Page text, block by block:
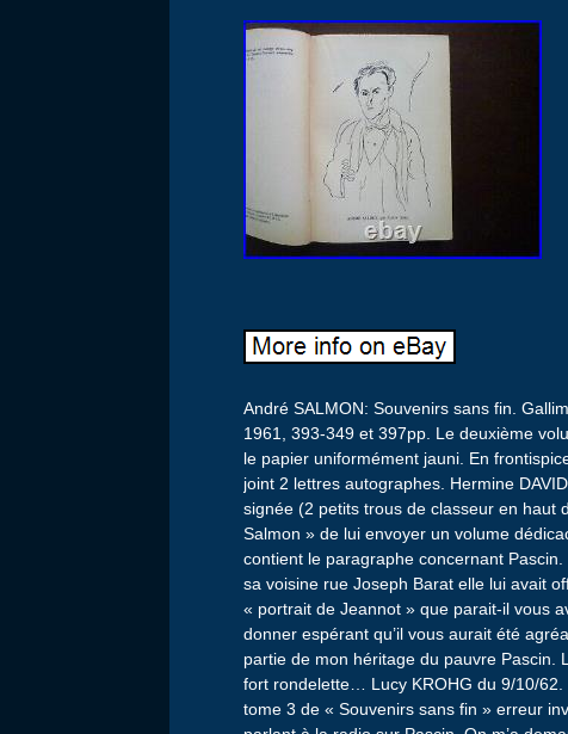
André SALMON: Souvenirs sans fin.
1961, 393-349 et 397pp. Le deuxième
le papier uniformément jauni. En
joint 2 lettres autographes. Hermine
signée (2 petits trous de classeur en haut
Salmon » de lui envoyer un volume
contient le paragraphe concernant
sa voisine rue Joseph Barat elle lui avait
« portrait de Jeannot » que parait-il vous
donner espérant qu’il vous aurait été
partie de mon héritage du pauvre Pascin.
fort rondelette… Lucy KROHG du 9/10/
tome 3 de « Souvenirs sans fin » erreur